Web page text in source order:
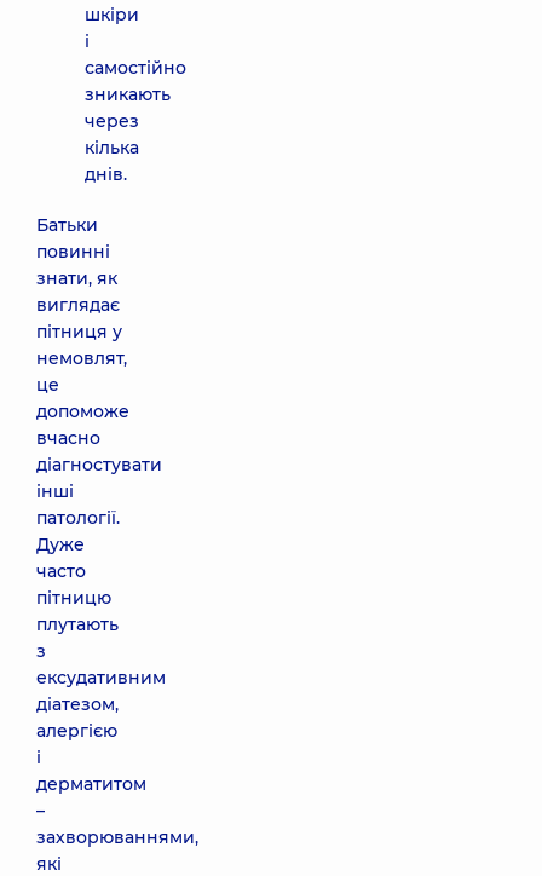
шкіри
і
самостійно
зникають
через
кілька
днів.
Батьки
повинні
знати, як
виглядає
пітниця у
немовлят,
це
допоможе
вчасно
діагностувати
інші
патології.
Дуже
часто
пітницю
плутають
з
ексудативним
діатезом,
алергією
і
дерматитом
–
захворюваннями,
які